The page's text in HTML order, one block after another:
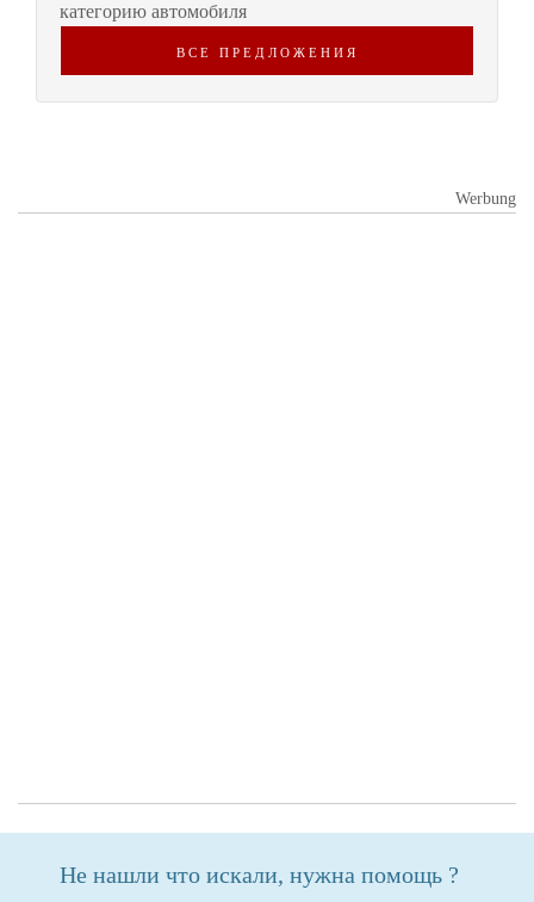
категорию автомобиля
ВСЕ ПРЕДЛОЖЕНИЯ
Werbung
Не нашли что искали, нужна помощь ?